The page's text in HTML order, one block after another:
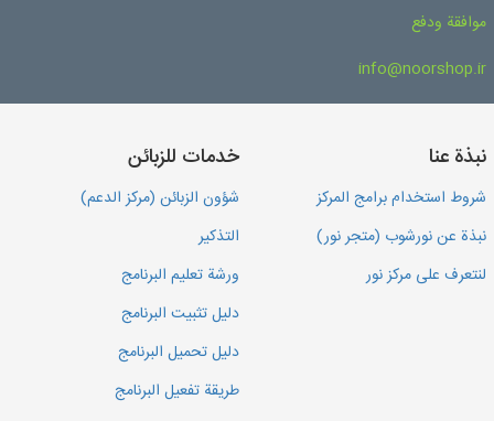
موافقة ودفع
info@noorshop.ir
نبذة عنا
شروط استخدام برامج المركز
نبذة عن نورشوب (متجر نور)
لنتعرف على مركز نور
خدمات للزبائن
شؤون الزبائن (مركز الدعم)
التذكير
ورشة تعليم البرنامج
دليل تثبيت البرنامج
دليل تحميل البرنامج
طريقة تفعيل البرنامج